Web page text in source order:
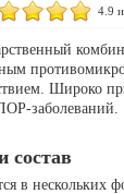
4.9
Широко
заболеваний.
состав
в нескольких